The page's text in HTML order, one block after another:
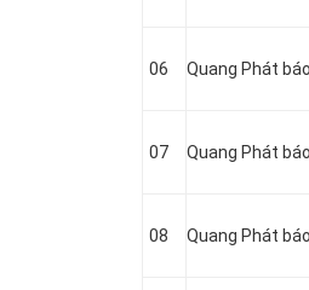
06 Quang Phát
07 Quang Phát
08 Quang Phát